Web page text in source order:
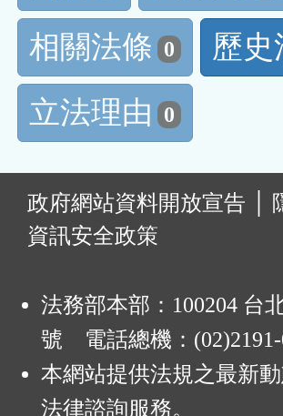
相關法條 0 歷史
立法理由 0
政府網站資料開放宣告
資訊安全政策
法務部本部：100204 台
號 電話總機：(02)2191-
本網站提供法規之最新
法律諮詢服務。